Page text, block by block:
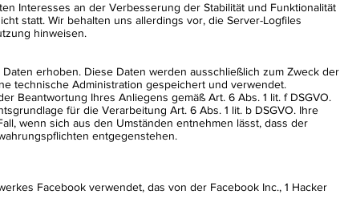
Interesses an der Verbesserung der Stabilität und Funktionalität
statt. Wir behalten uns allerdings vor, die Server-Logfiles
hinweisen.
erhoben. Diese Daten werden ausschließlich zum Zweck der
technische Administration gespeichert und verwendet.
Beantwortung Ihres Anliegens gemäß Art. 6 Abs. 1 lit. f DSGVO.
für die Verarbeitung Art. 6 Abs. 1 lit. b DSGVO. Ihre
wenn sich aus den Umständen entnehmen lässt, dass der
entgegenstehen.
Facebook verwendet, das von der Facebook Inc., 1 Hacker